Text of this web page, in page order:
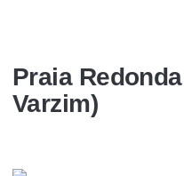
Praia
Varzim)